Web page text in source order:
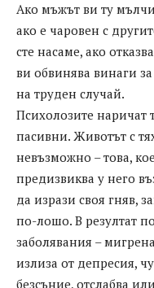
Ако мъжът ви ту
ако е чаровен с
сте насаме, ако
ви обвинява винаги
на труден случай.
Психолозите наричат
пасивни. Животът с
невъзможно – това,
предизвиква у него
да изрази своя гняв,
по-лошо. В резултат
заболявания –
излиза от депресия,
безсъние, отслабва